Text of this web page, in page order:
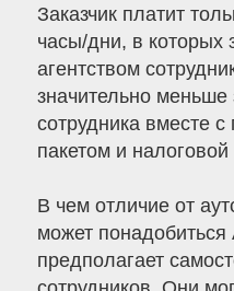
Заказчик платит
часы/дни, в которых
агентством
значительно меньше
сотрудника вместе
пакетом и налоговой
В чем отличие от
может
предполагает